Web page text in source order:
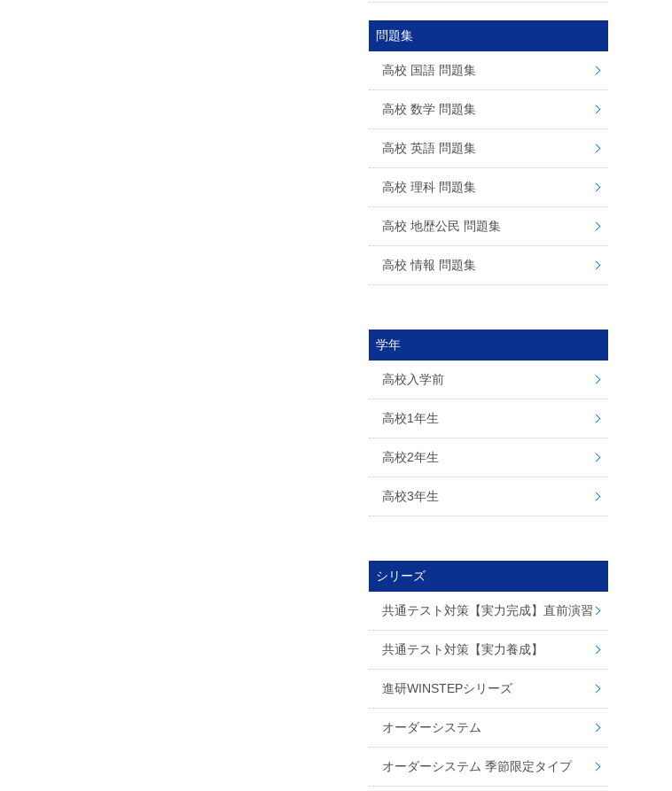
問題集
高校 国語 問題集
高校 数学 問題集
高校 英語 問題集
高校 理科 問題集
高校 地歴公民 問題集
高校 情報 問題集
学年
高校入学前
高校1年生
高校2年生
高校3年生
シリーズ
共通テスト対策【実力完成】直前演習
共通テスト対策【実力養成】
進研WINSTEPシリーズ
オーダーシステム
オーダーシステム 季節限定タイプ